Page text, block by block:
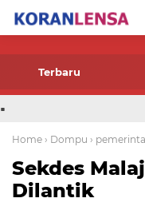
-->
Terbaru
.
Home › Dompu ›
Sekdes
Dilantik